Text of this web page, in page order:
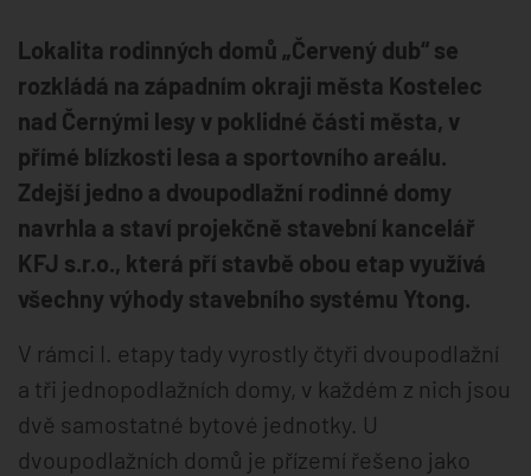
Lokalita rodinných domů „Červený dub“ se
rozkládá na západním okraji města Kostelec
nad Černými lesy v poklidné části města, v
přímé blízkosti lesa a sportovního areálu.
Zdejší jedno a dvoupodlažní rodinné domy
navrhla a staví projekčně stavební kancelář
KFJ s.r.o., která pří stavbě obou etap využívá
všechny výhody stavebního systému Ytong.
V rámci I. etapy tady vyrostly čtyři dvoupodlažní
a tři jednopodlažních domy, v každém z nich jsou
dvě samostatné bytové jednotky. U
dvoupodlažních domů je přízemí řešeno jako